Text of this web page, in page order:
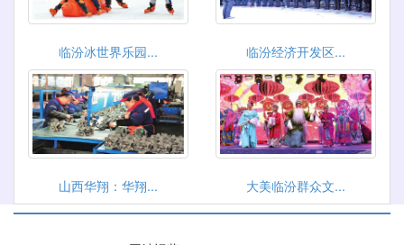
临汾冰世界乐园... 临汾经济开发区...
山西华翔：华翔... 大美临汾群众文...